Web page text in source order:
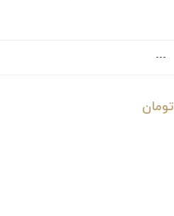
تومان